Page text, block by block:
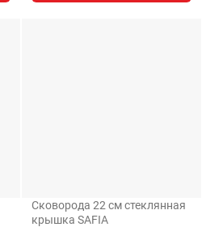
Сковорода 22 см стеклянная
крышка SAFIA